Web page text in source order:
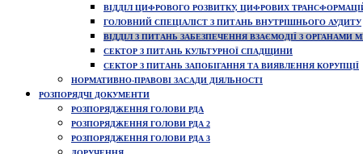
ВІДДІЛ ЦИФРОВОГО РОЗВИТКУ, ЦИФРОВИХ
ГОЛОВНИЙ СПЕЦІАЛІСТ З ПИТАНЬ ВНУТРІШНЬОГО АУДИТУ
ВІДДІЛ З ПИТАНЬ ЗАБЕЗПЕЧЕННЯ ВЗАЄМОДІЇ З ОРГАНАМИ
СЕКТОР З ПИТАНЬ КУЛЬТУРНОЇ СПАДЩИНИ
СЕКТОР З ПИТАНЬ ЗАПОБІГАННЯ ТА ВИЯВЛЕННЯ КОРУПЦІЇ
НОРМАТИВНО-ПРАВОВІ ЗАСАДИ ДІЯЛЬНОСТІ
РОЗПОРЯДЧІ ДОКУМЕНТИ
РОЗПОРЯДЖЕННЯ ГОЛОВИ РДА
РОЗПОРЯДЖЕННЯ ГОЛОВИ РДА 2
РОЗПОРЯДЖЕННЯ ГОЛОВИ РДА 3